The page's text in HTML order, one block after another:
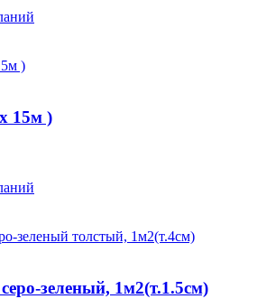
15м )
зеленый, 1м2(т.1.5см)